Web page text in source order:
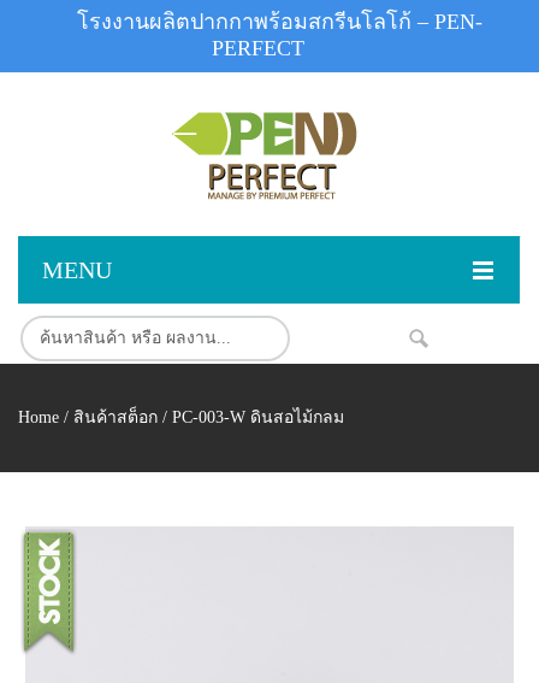
MENU
หน้าแรก
ปากกาโลหะ
ปากกาเน้นข้อความ
ปากกาตั้งโต๊ะ
ปากกา USB
สินค้าสต็อก
ผลงานสินค้า
ผลงานโรงงานปากกา
ติดต่อเรา
บทความ
เกี่ยวกับเรา
Home / สินค้าสต็อก / PC-003-W ดินสอไม้กลม
โรงงานผลิตปากกาพร้อมสกรีนโลโก้ – PEN-
PERFECT